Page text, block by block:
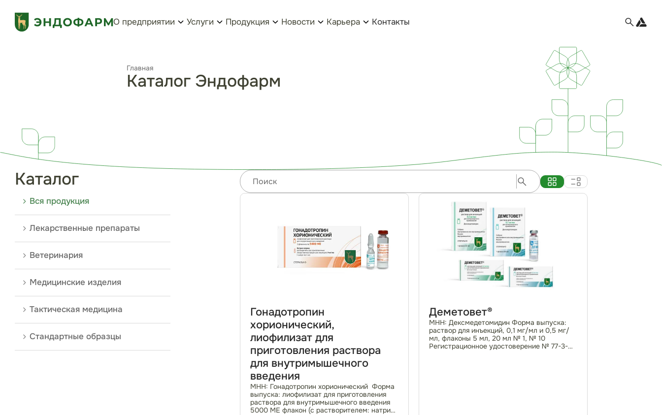
О предприятии Услуги Продукция Новости Карьера Контакты
Главная
Каталог Эндофарм
Каталог
Вся продукция
Лекарственные препараты
Ветеринария
Медицинские изделия
Тактическая медицина
Стандартные образцы
Гонадотропин
хорионический,
лиофилизат для
приготовления раствора
для внутримышечного
введения
МНН: Гонадотропин хорионический Форма
выпуска: лиофилизат для приготовления
раствора для внутримышечного введения
5000 МЕ флакон (с растворителем: натрия
Деметовет®
МНН: Дексмедетомидин Форма выпуска:
раствор для инъекций, 0,1 мг/мл и 0,5 мг/
мл, флаконы 5 мл, 20 мл № 1, № 10
Регистрационное удостоверение № 77-3-